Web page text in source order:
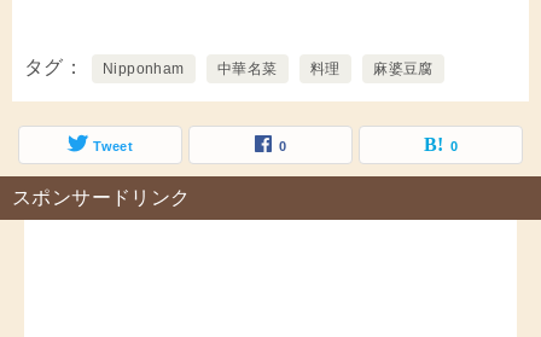
タグ Nipponham 中華名菜 料理 麻婆豆腐
Tweet 0 0
スポンサードリンク